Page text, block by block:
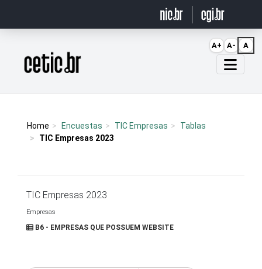
Página inicial
Home Encuestas TIC Empresas
Tablas
TIC Empresas 2023
TIC Empresas 2023
Empresas
B6 - EMPRESAS QUE POSSUEM WEBSITE
A+ A- A